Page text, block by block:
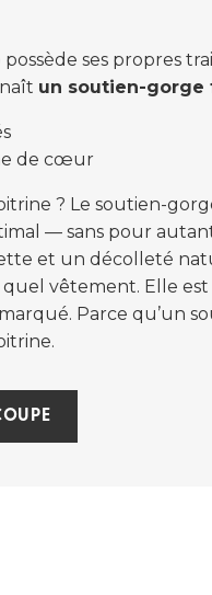
ses propres
un soutien-
de cœur
? Le soutien-
— sans pour
et un décolleté
quel vêtement. Elle
Parce qu’un